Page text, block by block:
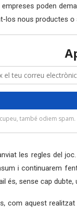
poden
los nous productes o
les regles del
i continuarem
és, sense cap dubte,
com aquest